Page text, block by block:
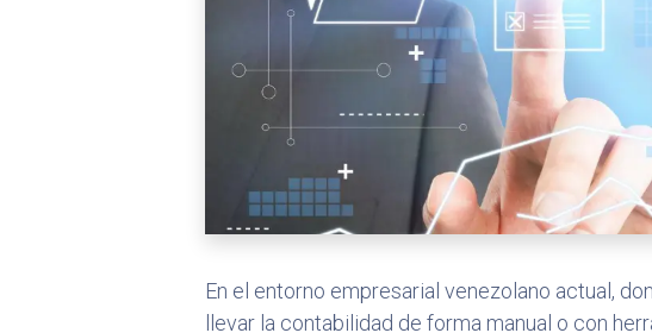
En el entorno empresarial venezolano actual,
llevar la contabilidad de forma manual o con